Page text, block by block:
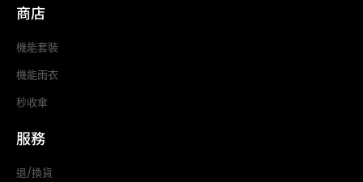
商店
機能套裝
機能雨衣
秒收傘
服務
退/換貨